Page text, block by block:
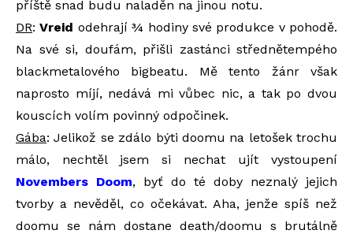
příště snad budu naladěn na jinou notu.
DR:Vreid odehrají ¾ hodiny své produkce v pohodě.
Na své si, doufám, přišli zastánci střednětempého
blackmetalového bigbeatu. Mě tento žánr však
naprosto míjí, nedává mi vůbec nic, a tak po dvou
kouscích volím povinný odpočinek.
Gába: Jelikož se zdálo býti doomu na letošek trochu
málo, nechtěl jsem si nechat ujít vystoupení
Novembers Doom, byť do té doby neznalý jejich
tvorby a nevěděl, co očekávat. Aha, jenže spíš než
doomu se nám dostane death/doomu s brutálně